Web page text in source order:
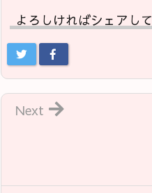
よろしければシェアし
Next